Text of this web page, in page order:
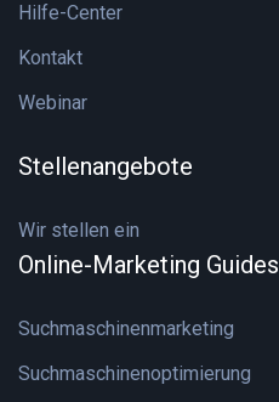
Hilfe-Center
Kontakt
Webinar
Stellenangebote
Wir stellen ein
Online-Marketing Guides
Suchmaschinenmarketing
Suchmaschinenoptimierung